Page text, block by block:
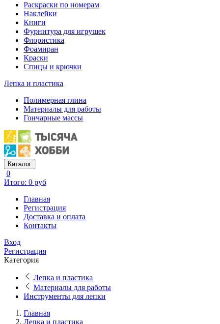
Раскраски по номерам
Наклейки
Книги
Фурнитура для игрушек
Флористика
Фоамиран
Краски
Спицы и крючки
Лепка и пластика
Полимерная глина
Материалы для работы
Гончарные массы
Каталог
0
Итого: 0 руб
Главная
Регистрация
Доставка и оплата
Контакты
Вход
Регистрация
Категория
Лепка и пластика
Материалы для работы
Инструменты для лепки
Главная
Лепка и пластика